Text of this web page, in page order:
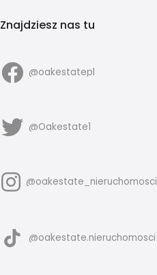
Znajdziesz nas tu
@oakestatepl
@Oakestate1
@oakestate_nieruchomosci
@oakestate.nieruchomosci